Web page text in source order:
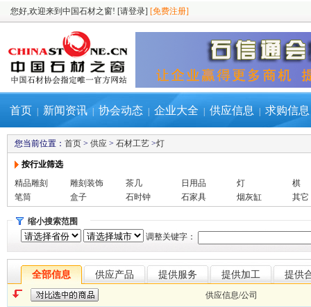
您好,欢迎来到中国石材之窗! [请登录] [免费注册]
首页 新闻资讯 协会动态 企业大全 供应信息 求购信息
您当前位置： 首页 > 供应 > 石材工艺 >灯
按行业筛选
精品雕刻
雕刻装饰 茶几 日用品 灯
棋
笔筒
盒子 石时钟 石家具 烟灰缸 其它
缩小搜索范围
调整关键字：
全部信息 供应产品 提供服务 提供加工 提供
供应信息/公司